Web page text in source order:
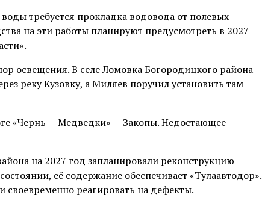
требуется прокладка водовода от полевых
на эти работы планируют предусмотреть в 2027
освещения. В селе Ломовка Богородицкого района
реку Кузовку, а Миляев поручил установить там
«Чернь — Медведки» — Закопы. Недостающее
на 2027 год запланировали реконструкцию
её содержание обеспечивает «Тулаавтодор».
своевременно реагировать на дефекты.